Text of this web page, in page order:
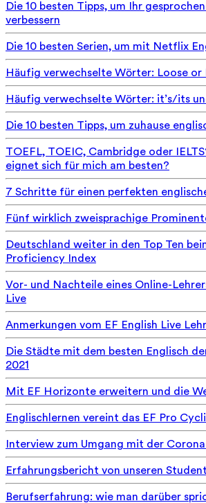
Die 10 besten Tipps, um Ihr
verbessern
Die 10 besten Serien, um mit Netflix
Häufig verwechselte Wörter: Loose or
Häufig verwechselte Wörter: it’s/its
Die 10 besten Tipps, um zuhause
TOEFL, TOEIC, Cambridge oder
eignet sich für mich am besten?
7 Schritte für einen perfekten
Fünf wirklich zweisprachige
Deutschland weiter in den Top Ten
Proficiency Index
Vor- und Nachteile eines Online-
Live
Anmerkungen vom EF English Live
Die Städte mit dem besten Englisch
2021
Mit EF Horizonte erweitern und die
Englischlernen vereint das EF Pro
Interview zum Umgang mit der
Erfahrungsbericht von unseren
Berufserfahrung: wie man darüber